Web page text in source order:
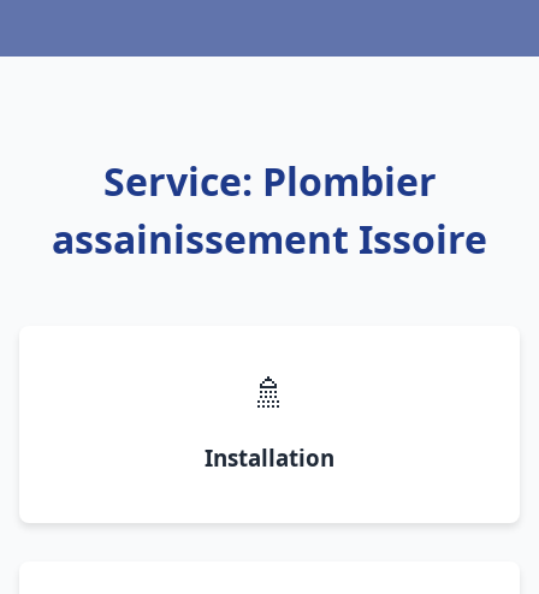
Service: Plombier
assainissement Issoire
🚿
Installation